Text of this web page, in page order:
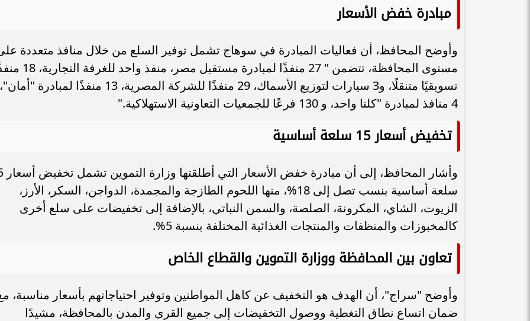
مبادرة خفض الأسعار
وأوضح المحافظ، أن فعاليات المبادرة في سوهاج تشمل توفير السلع من خلال منافذ متعددة
مستوى المحافظة، تتضمن " 27 منفذًا لمبادرة مستقبل مصر،
تسويقيًا متنقلًا، و3 سيارات لتوزيع الأسماك، 29 منفذًا للشركة المصرية، 13 منفذًا لمبادرة "أمان"،
4 منافذ لمبادرة "كلنا واحد، و 130 فرعًا للجمعيات التعاونية الاستهلاكية."
تخفيض أسعار 15 سلعة أساسية
وأشار
سلعة أساسية بنسب تصل إلى 18%، منها اللحوم الطازجة والمجمدة، الدواجن، السكر، الأرز،
الزيوت، الشاي، المكرونة، الصلصة، والسمن النباتي، بالإضافة إلى تخفيضات على سلع أخرى
كالمخبوزات والمنظفات والمنتجات الغذائية المختلفة بنسبة 5%.
تعاون بين المحافظة ووزارة التموين والقطاع الخاص
وأوضح "سراج"، أن الهدف هو التخفيف عن كاهل المواطنين وتوفير احتياجاتهم بأسعار مناسبة،
ضمان اتساع نطاق التغطية ووصول التخفيضات إلى جميع القرى والمدن بالمحافظة، مشيدًا